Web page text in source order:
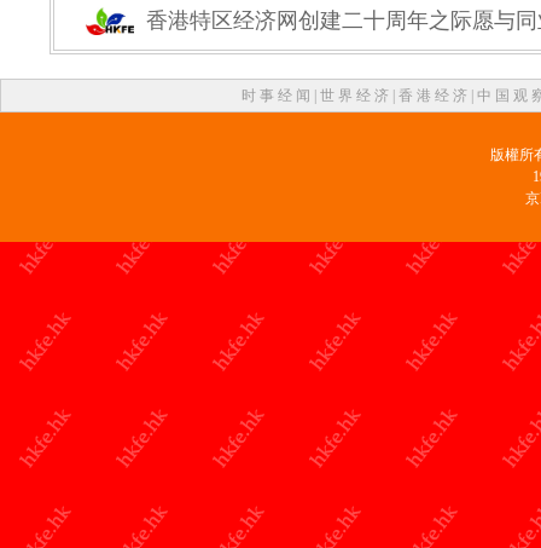
香港特区经济网创建二十周年之际愿与
时 事 经 闻 世 界 经 济 香 港 经 济 中 国 观
版權所
京